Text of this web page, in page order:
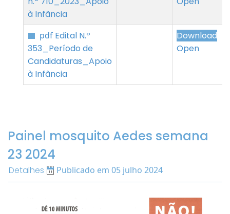
à Infância
pdf Edital N.º
353_Período de
Candidaturas_Apoio
à Infância
Download
Open
Painel mosquito Aedes semana
23 2024
Detalhes Publicado em 05 julho 2024